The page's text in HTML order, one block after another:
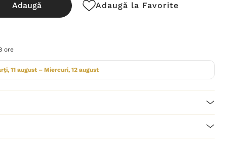
Adaugă Adaugă la Favorite
ore
11 august – Miercuri, 12 august